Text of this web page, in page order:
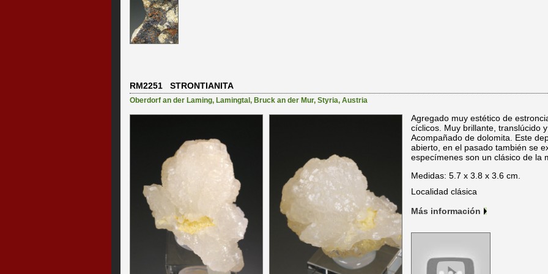
RM2251 STRONTIANITA
Oberdorf an der Laming, Lamingtal, Bruck an der Mur, Styria, Austria
Agregado muy estético de
cíclicos. Muy brillante, translúcido
Acompañado de dolomita. Este
abierto, en el pasado también se
especímenes son un clásico de la
Medidas: 5.7 x 3.8 x 3.6 cm.
Localidad clásica
Más información